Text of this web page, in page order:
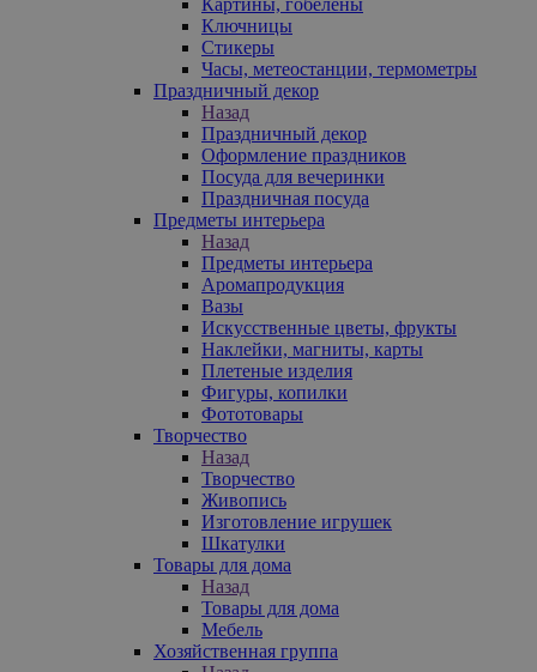
Ключницы
Стикеры
Часы, метеостанции, термометры
Праздничный декор
Назад
Праздничный декор
Оформление праздников
Посуда для вечеринки
Праздничная посуда
Предметы интерьера
Назад
Предметы интерьера
Аромапродукция
Вазы
Искусственные цветы, фрукты
Наклейки, магниты, карты
Плетеные изделия
Фигуры, копилки
Фототовары
Творчество
Назад
Творчество
Живопись
Изготовление игрушек
Шкатулки
Товары для дома
Назад
Товары для дома
Мебель
Хозяйственная группа